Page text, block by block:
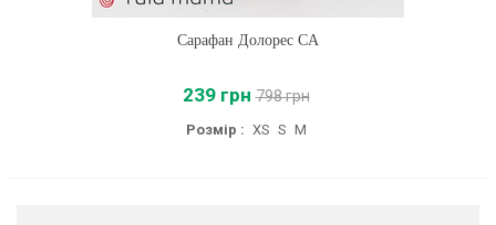
Сарафан Долорес CA
239 грн 798 грн
Розмір : XS S M